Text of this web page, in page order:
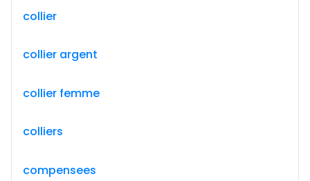
collier
collier argent
collier femme
colliers
compensees